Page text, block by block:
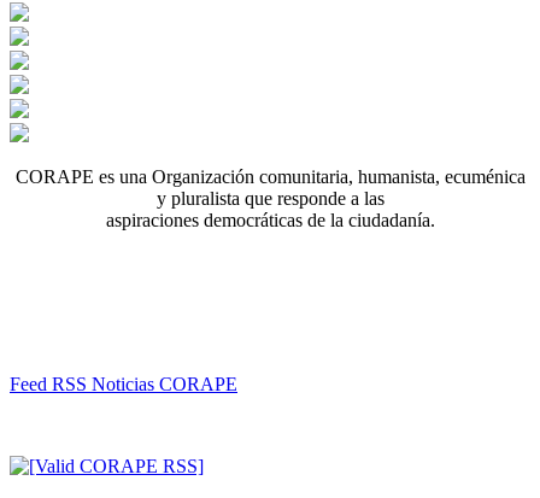
CORAPE es una Organización comunitaria, humanista, ecuménica
y pluralista que responde a las
aspiraciones democráticas de la ciudadanía.
Feed RSS Noticias CORAPE